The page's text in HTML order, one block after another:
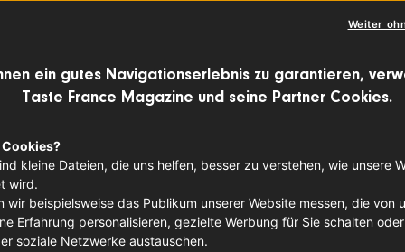
gilt: was zusammen wächst, passt
Spezialitäten betrifft,
ausdrücken. Natürlich sollte man
wörtlich nehmen (wir würden eher
Rotwein mit überwiegendem Anteil an
ein gutes Navigationserlebnis zu garantieren,
Taste France Magazine und seine Partner Cookies.
kleine Dateien, die uns helfen, besser zu verstehen, wie unsere
wird.
wir beispielsweise das Publikum unserer Website messen, die von
Erfahrung personalisieren, gezielte Werbung für Sie schalten
soziale Netzwerke austauschen.
Weiter